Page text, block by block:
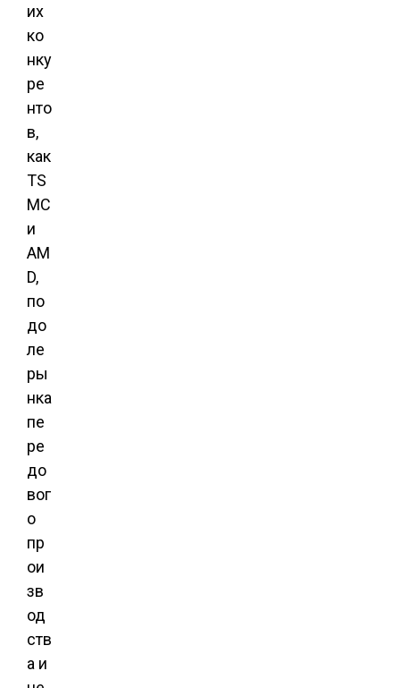
их
ко
нку
ре
нто
в,
как
TS
MC
и
AM
D,
по
до
ле
ры
нка
пе
ре
до
вог
о
пр
ои
зв
од
ств
а и